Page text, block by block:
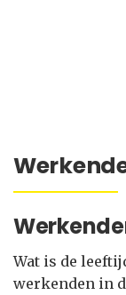
Wat is de
werkenden in